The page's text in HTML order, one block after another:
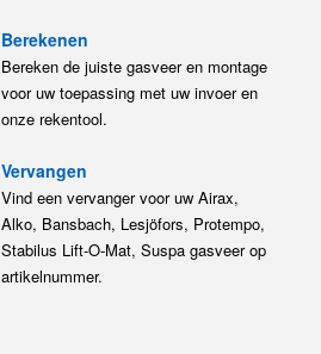
Berekenen
Bereken de juiste gasveer en montage
voor uw toepassing met uw invoer en
onze rekentool.
Vervangen
Vind een vervanger voor uw Airax,
Alko, Bansbach, Lesjöfors, Protempo,
Stabilus Lift-O-Mat, Suspa gasveer op
artikelnummer.